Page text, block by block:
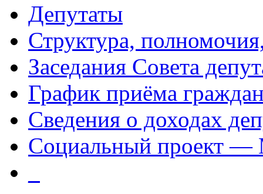
Депутаты
Структура,
Заседания Совета
График приёма
Сведения о доходах
Социальный проект —